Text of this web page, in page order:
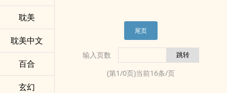
耽美
耽美中文
百合
玄幻
尾页
输入页数
(第1/0页)当前16条/页